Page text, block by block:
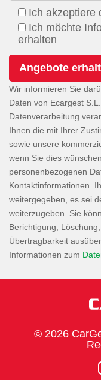
Ich akzeptiere
Ich möchte
erhalten
Wir informieren Sie
Daten von Ecargest
Datenverarbeitung
Ihnen die mit Ihrer
sowie unsere
wenn Sie dies
personenbezogenen
Kontaktinformationen.
weitergegeben, es sei
weiterzugeben. Sie
Berichtigung,
Übertragbarkeit
Informationen zum
© 2026